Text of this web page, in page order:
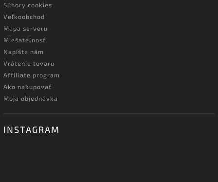
Súbory cookies
Veľkoobchod
Mapa serveru
Miešateľnosť
Napíšte nám
Vrátenie tovaru
Affiliate program
Ako nakupovať
Moja objednávka
INSTAGRAM